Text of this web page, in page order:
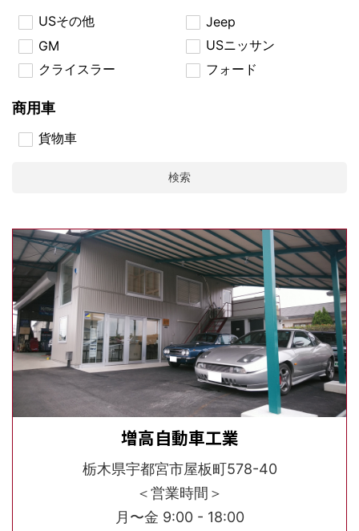
USその他
Jeep
GM
USニッサン
クライスラー
フォード
商用車
貨物車
検索
増高自動車工業
栃木県宇都宮市屋板町578-40
＜営業時間＞
月〜金 9:00 - 18:00